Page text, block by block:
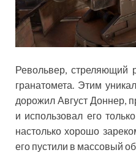
Револьвер, стреляющий
гранатомета. Этим
дорожил Август Доннер,
и использовал его
настолько хорошо
его пустили в массовый